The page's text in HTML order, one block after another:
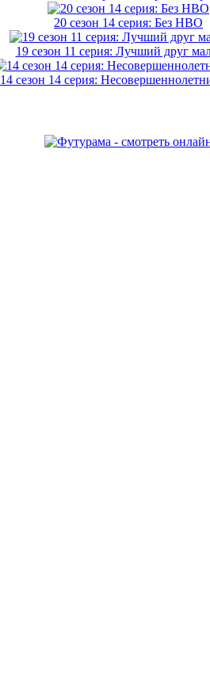
20 сезон 14 серия: Без HBO
19 сезон 11 серия: Лучший друг
14 сезон 14 серия: